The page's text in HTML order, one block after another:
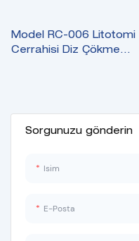
Sorgunuzu gönderin
Isim
E-Posta
Model RC-006 Litotomi
Cerrahisi Diz Çökme